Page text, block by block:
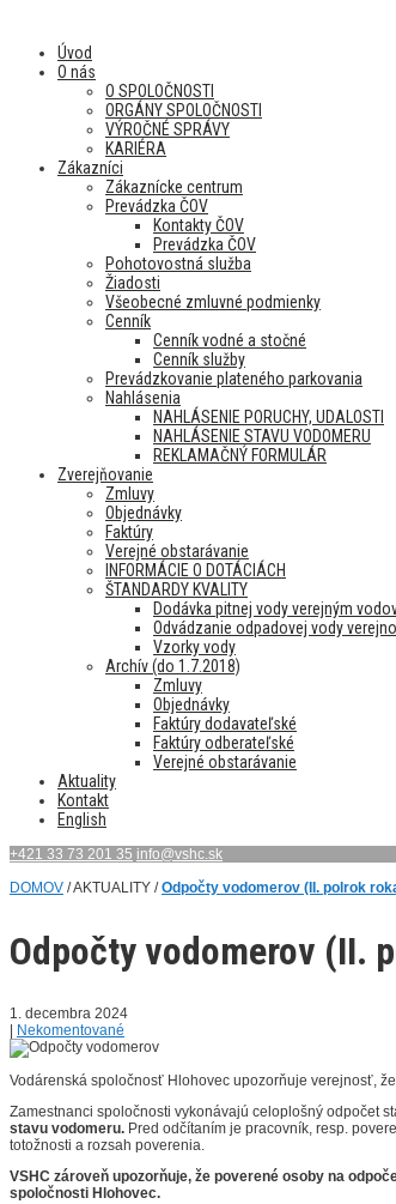
Úvod
O nás
O SPOLOČNOSTI
ORGÁNY SPOLOČNOSTI
VÝROČNÉ SPRÁVY
KARIÉRA
Zákazníci
Zákaznícke centrum
Prevádzka ČOV
Kontakty ČOV
Prevádzka ČOV
Pohotovostná služba
Žiadosti
Všeobecné zmluvné podmienky
Cenník
Cenník vodné a stočné
Cenník služby
Prevádzkovanie plateného parkovania
Nahlásenia
NAHLÁSENIE PORUCHY, UDALOSTI
NAHLÁSENIE STAVU VODOMERU
REKLAMAČNÝ FORMULÁR
Zverejňovanie
Zmluvy
Objednávky
Faktúry
Verejné obstarávanie
INFORMÁCIE O DOTÁCIÁCH
ŠTANDARDY KVALITY
Dodávka pitnej vody verejným
Odvádzanie odpadovej vody
Vzorky vody
Archív (do 1.7.2018)
Zmluvy
Objednávky
Faktúry dodavateľské
Faktúry odberateľské
Verejné obstarávanie
Aktuality
Kontakt
English
+421 33 73 201 35 info@vshc.sk
DOMOV / AKTUALITY /Odpočty vodomerov (II. polrok
Odpočty vodomerov (II.
1. decembra 2024
Nekomentované
Vodárenská spoločnosť Hlohovec upozorňuje verejnosť,
Zamestnanci spoločnosti vykonávajú celoplošný odpočet
stavu vodomeru. Pred odčítaním je pracovník, resp.
totožnosti a rozsah poverenia.
VSHC zároveň upozorňuje, že poverené osoby na
spoločnosti Hlohovec.